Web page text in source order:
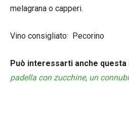
melagrana o capperi.
Vino consigliato: Pecorino
Può interessarti anche
padella con zucchine, un